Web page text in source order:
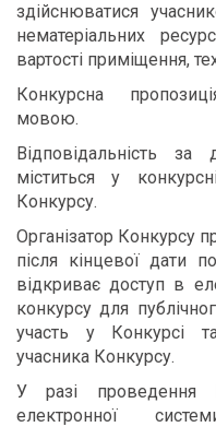
здійснюватися
нематеріальних
вартості приміщення,
Конкурсна
мовою.
Відповідальність за
міститься у
Конкурсу.
Організатор Конкурсу
після кінцевої дати
відкриває доступ в
конкурсу для
участь у Конкурсі
учасника Конкурсу.
У разі проведення
електронної